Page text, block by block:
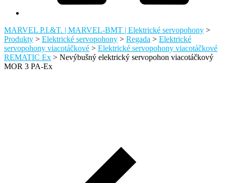
MARVEL P.I.&T. | MARVEL-BMT | Elektrické servopohony >
Produkty > Elektrické servopohony > Regada > Elektrické
servopohony viacotáčkové > Elektrické servopohony viacotáčkové
REMATIC Ex > Nevýbušný elektrický servopohon viacotáčkový
MOR 3 PA-Ex